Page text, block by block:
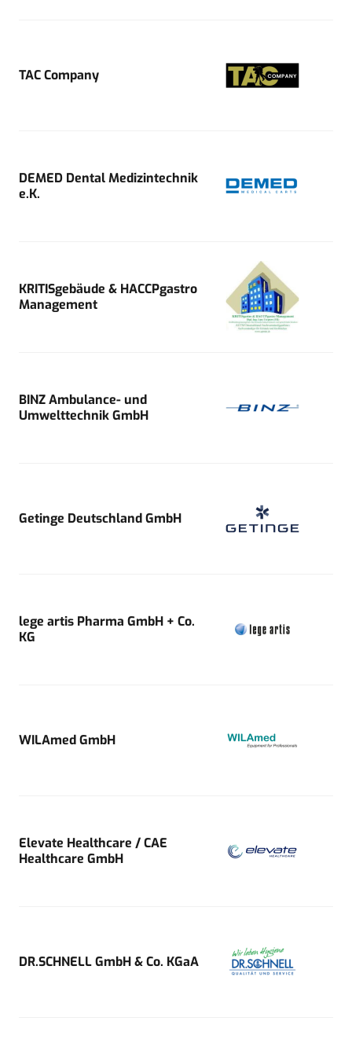
TAC Company
DEMED Dental Medizintechnik
e.K.
KRITISgebäude & HACCPgastro
Management
BINZ Ambulance- und
Umwelttechnik GmbH
Getinge Deutschland GmbH
lege artis Pharma GmbH + Co.
KG
WILAmed GmbH
Elevate Healthcare / CAE
Healthcare GmbH
DR.SCHNELL GmbH & Co. KGaA